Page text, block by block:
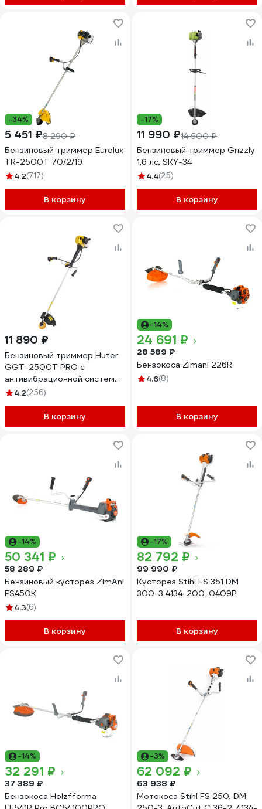
-34%
5 451 ₽8 290 ₽
Бензиновый триммер Eurolux
TR-2500T 70/2/19
4.2(717)
В корзину
-17%
11 990 ₽14 500 ₽
Бензиновый триммер Grizzly
1,6 лс, SKY-34
4.4(25)
В корзину
11 890 ₽
Бензиновый триммер Huter
GGT-2500Т PRO с
антивибрационной системой
70/2/28
4.2(256)
В корзину
-14%
24 691 ₽
28 589 ₽
Бензокоса Zimani 226R
4.6(8)
В корзину
-14%
50 341 ₽
58 289 ₽
Бензиновый кусторез ZimAni
FS450K
4.3(6)
В корзину
-17%
82 792 ₽
99 990 ₽
Кусторез Stihl FS 351 DM
300-3 4134-200-0409P
В корзину
-14%
32 291 ₽
37 389 ₽
Бензокоса Holzfforma
-3%
62 092 ₽
63 938 ₽
Мотокоса Stihl FS 250, DM